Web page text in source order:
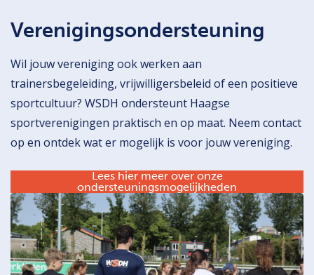
Verenigingsondersteuning
Wil jouw vereniging ook werken aan
trainersbegeleiding, vrijwilligersbeleid of een positieve
sportcultuur? WSDH ondersteunt Haagse
sportverenigingen praktisch en op maat. Neem contact
op en ontdek wat er mogelijk is voor jouw vereniging.
Lees hier meer over onze
ondersteuningsmogelijkheden